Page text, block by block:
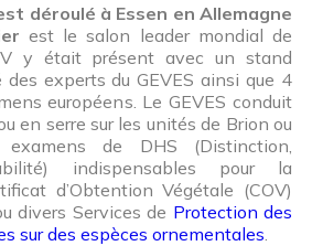
déroulé à Essen en Allemagne
est le salon leader mondial de
y était présent avec un stand
experts du GEVES ainsi que 4
européens. Le GEVES conduit
en serre sur les unités de Brion ou
de DHS (Distinction,
indispensables pour la
d’Obtention Végétale (COV)
divers Services de Protection des
sur des espèces ornementales